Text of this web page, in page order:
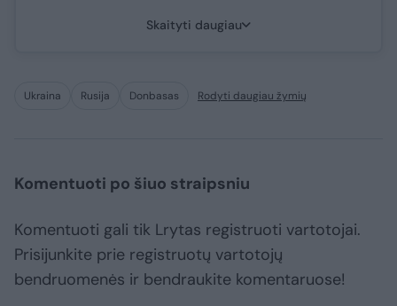
Skaityti daugiau
Ukraina Rusija Donbasas Rodyti daugiau žymių
Komentuoti po šiuo straipsniu
Komentuoti gali tik Lrytas registruoti vartotojai.
Prisijunkite prie registruotų vartotojų
bendruomenės ir bendraukite komentaruose!